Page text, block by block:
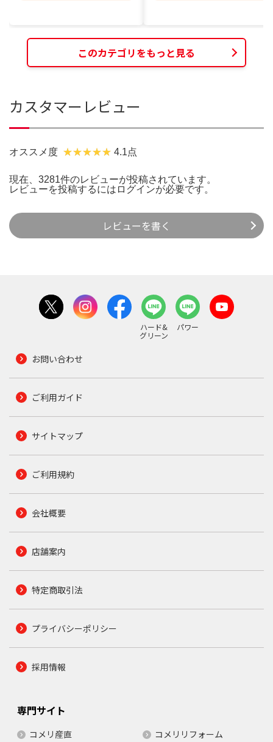
このカテゴリをもっと見る
カスタマーレビュー
オススメ度 4.1点
現在、3281件のレビューが投稿されています。
レビューを投稿するには ログインが必要です。
レビューを書く
ハード&
グリーン
パワー
お問い合わせ
ご利用ガイド
サイトマップ
ご利用規約
会社概要
店舗案内
特定商取引法
プライバシーポリシー
採用情報
専門サイト
コメリ産直 コメリリフォーム